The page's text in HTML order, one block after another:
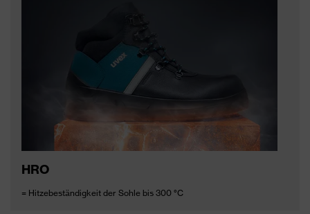
HRO
= Hitzebeständigkeit der Sohle bis 300 °C